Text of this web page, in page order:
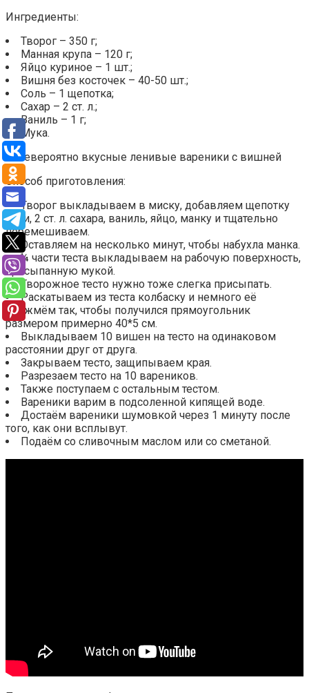
Ингредиенты:
Творог – 350 г;
Манная крупа – 120 г;
Яйцо куриное – 1 шт.;
Вишня без косточек – 40-50 шт.;
Соль – 1 щепотка;
Сахар – 2 ст. л.;
Ваниль – 1 г;
Мука.
Способ приготовления:
Творог выкладываем в миску, добавляем щепотку
соли, 2 ст. л. сахара, ваниль, яйцо, манку и тщательно
перемешиваем.
Оставляем на несколько минут, чтобы набухла манка.
¼ части теста выкладываем на рабочую поверхность,
присыпанную мукой.
Творожное тесто нужно тоже слегка присыпать.
Раскатываем из теста колбаску и немного её
прижмём так, чтобы получился прямоугольник
размером примерно 40*5 см.
Выкладываем 10 вишен на тесто на одинаковом
расстоянии друг от друга.
Закрываем тесто, защипываем края.
Разрезаем тесто на 10 вареников.
Также поступаем с остальным тестом.
Вареники варим в подсоленной кипящей воде.
Достаём вареники шумовкой через 1 минуту после
того, как они всплывут.
Подаём со сливочным маслом или со сметаной.